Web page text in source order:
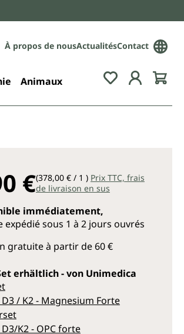
À propos de nousActualitésContact
Animaux
€(378,00 € / 1 ) Prix TTC, frais
de livraison en sus
immédiatement,
expédié sous 1 à 2 jours ouvrés
gratuite à partir de 60 €
erhältlich - von Unimedica
/ K2 - Magnesium Forte
K2 - OPC forte